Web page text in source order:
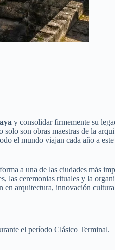
y consolidar firmemente su
son obras maestras de la
el mundo viajan cada año a
a una de las ciudades más
las ceremonias rituales y la
en arquitectura, innovación
el período Clásico Terminal.